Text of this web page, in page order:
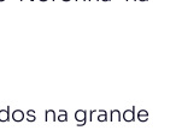
na grande